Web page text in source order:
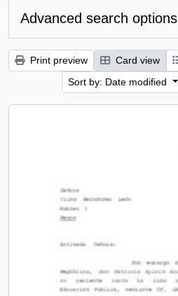
Advanced search options
Print preview Card view
Sort by: Date modified